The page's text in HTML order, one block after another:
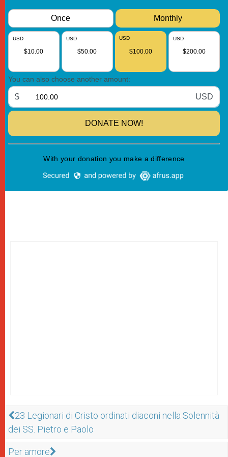
23 Legionari di Cristo ordinati diaconi nella Solennità
dei SS. Pietro e Paolo
Per amore